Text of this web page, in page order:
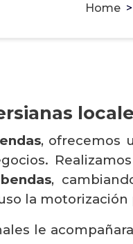
Home >
, ofrecemos
,
la
le